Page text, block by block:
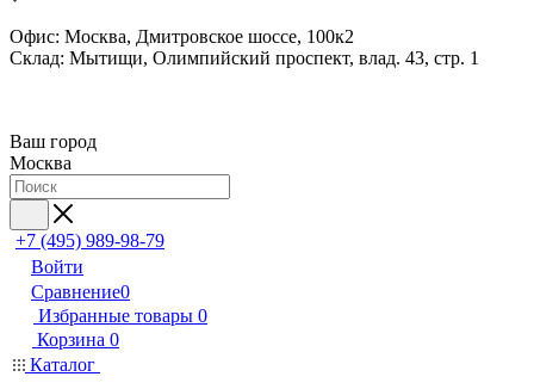
Офис: Москва, Дмитровское шоссе, 100к2
Склад: Мытищи, Олимпийский проспект, влад. 43, стр. 1
Ваш город
Москва
+7 (495) 989-98-79
Войти
Сравнение0
Избранные товары 0
Корзина 0
Каталог